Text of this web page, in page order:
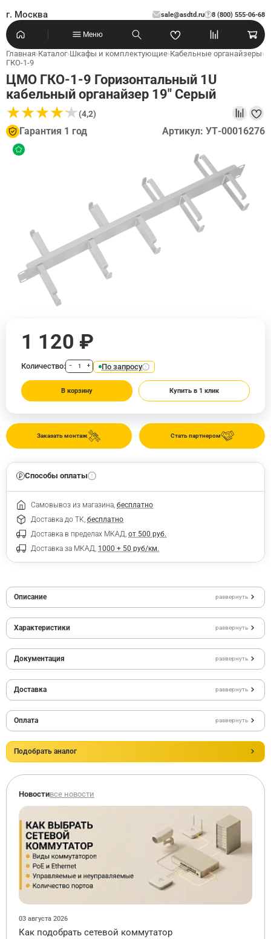
г. Москва sale@asdtd.ru 8 (800) 555-06-68
?
Меню
Главная›Каталог›Шкафы и комплектующие›Кабельные органайзеры›
ГКО-1-9
ЦМО ГКО-1-9 Горизонтальный 1U
кабельный органайзер 19" Серый
★★★★★
★★★★★(4,2)
Гарантия 1 год Артикул: УТ-00016276
Стать партнером
Заказать монтаж
1 120 ₽
Количество: − + По запросу
В корзину Купить в 1 клик
Способы оплаты
Самовывоз из магазина, бесплатно
Доставка до ТК, бесплатно
Доставка в пределах МКАД, от 500 руб.
Доставка за МКАД, 1000 + 50 руб/км.
Описание развернуть
Характеристики развернуть
Документация развернуть
Доставка развернуть
Оплата развернуть
Подобрать аналог
Новостивсе новости
03 августа 2026
Как подобрать сетевой коммутатор